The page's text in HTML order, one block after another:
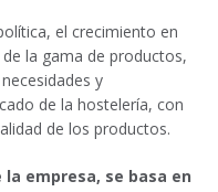
el crecimiento en
la gama de productos,
y
de la hostelería, con
de los productos.
empresa, se basa en